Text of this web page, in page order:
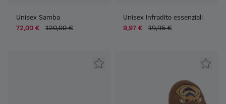
Unisex Samba
72,00 €
120,00 €
Unisex Infradito essenziali
9,97 €
19,95 €